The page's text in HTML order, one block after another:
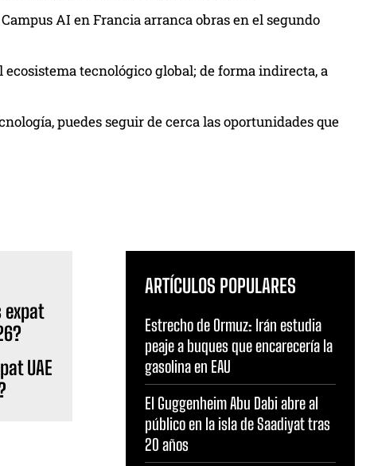
AI en Francia arranca obras en el segundo
tecnológico global; de forma indirecta, a
puedes seguir de cerca las oportunidades que
UAE
ARTÍCULOS POPULARES
Estrecho de Ormuz: Irán estudia
peaje a buques que encarecería la
gasolina en EAU
El Guggenheim Abu Dabi abre al
público en la isla de Saadiyat tras
20 años